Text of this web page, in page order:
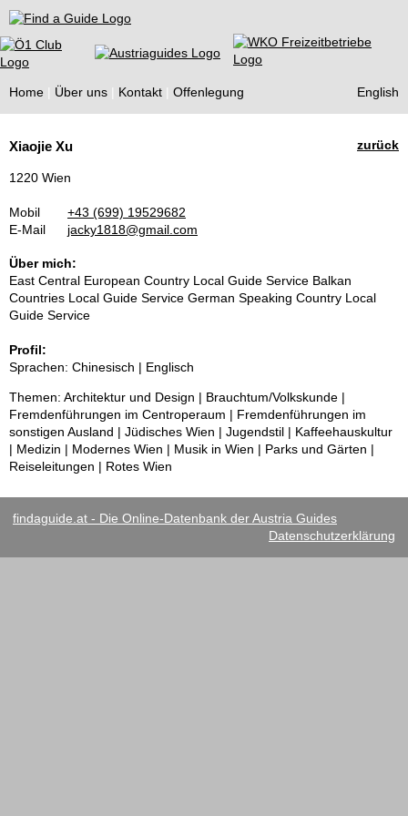
Find a Guide
Home Über uns Kontakt Offenlegung English
Guides
zurück
Xiaojie Xu
1220 Wien
Mobil
+43 (699) 19529682
E-Mail
jacky1818@gmail.com
Über mich:
East Central European Country Local Guide Service Balkan
Countries Local Guide Service German Speaking Country Local
Guide Service
Profil:
Sprachen: Chinesisch | Englisch
Themen: Architektur und Design | Brauchtum/Volkskunde |
Fremdenführungen im Centroperaum | Fremdenführungen im
sonstigen Ausland | Jüdisches Wien | Jugendstil | Kaffeehauskultur
| Medizin | Modernes Wien | Musik in Wien | Parks und Gärten |
Reiseleitungen | Rotes Wien
findaguide.at - Die Online-Datenbank der Austria Guides
Datenschutzerklärung